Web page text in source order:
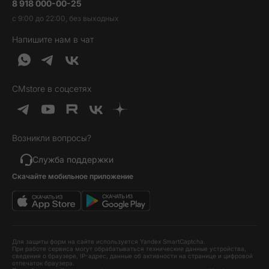
Наушники и колонки
Гаджеты
Услуги и софт
Идеи подарков
Товары дня
Выгодные комплекты
Хиты продаж
Уценка
Трейд-ин
Гарантия и возврат
Доставка и оплата
Кредит и рассрочка
Вакансии
Контакты
Обратная связь
О нас
8 918 000-00-25
с 9:00 до 22:00, без выходных
Напишите нам в чат
CMstore в соцсетях
Возникли вопросы?
Служба поддержки
Скачайте мобильное приложение
Для защиты форм на сайте используется Yandex SmartCaptcha.
При работе сервиса могут обрабатываться технические данные устройства,
сведения о браузере, IP-адрес, данные об активности на странице и цифровой
отпечаток браузера.